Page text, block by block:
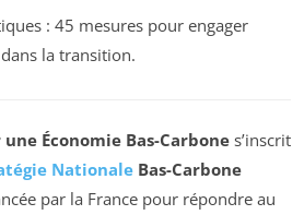
: 45 mesures pour engager
la transition.
Économie Bas-Carbone s’inscrit
Nationale Bas-Carbone
par la France pour répondre au